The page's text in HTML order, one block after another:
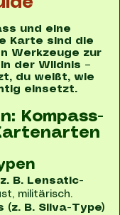
und eine
Karte sind die
Werkzeuge zur
der Wildnis –
du weißt, wie
einsetzt.
Kompass-
B. Lensatic-
militärisch.
(z. B. Silva-Type)